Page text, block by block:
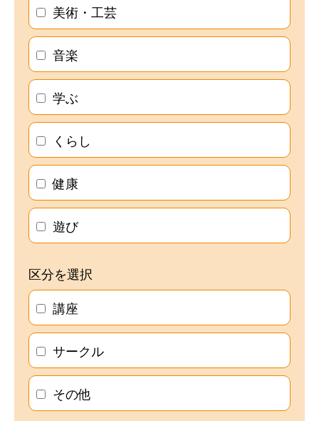
美術・工芸
音楽
学ぶ
くらし
健康
遊び
区分を選択
講座
サークル
その他